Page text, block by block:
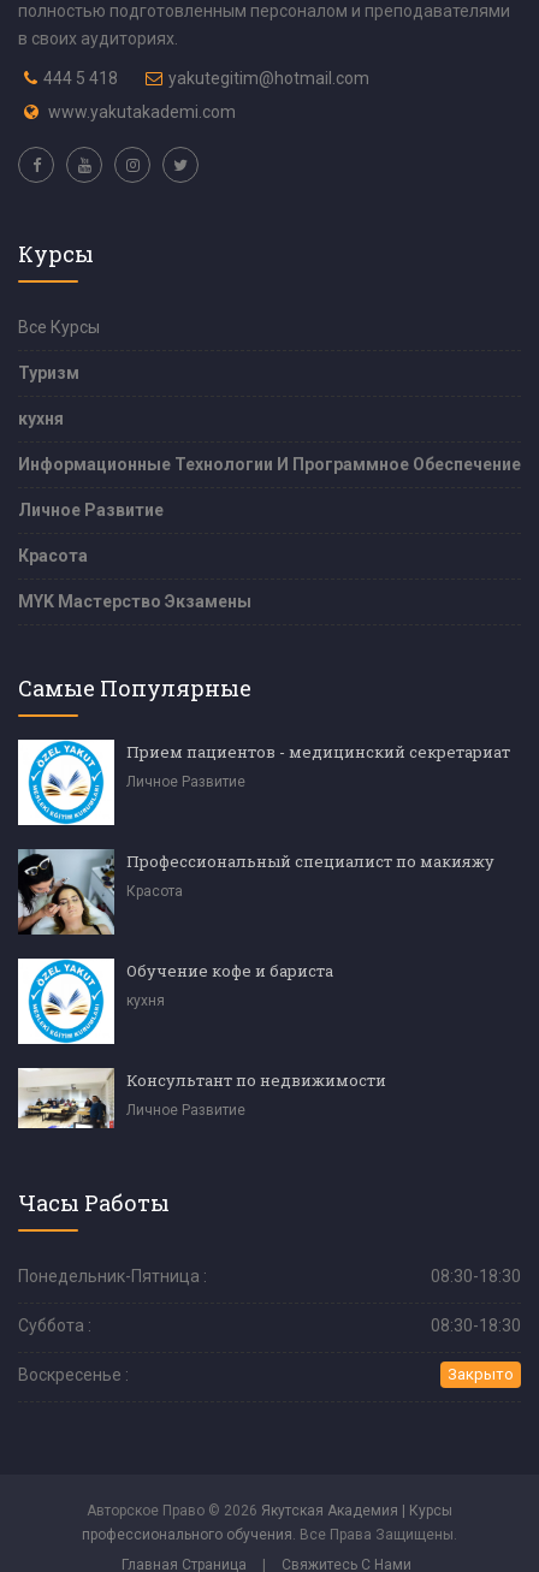
полностью подготовленным персоналом и преподавателями
в своих аудиториях.
444 5 418
yakutegitim@hotmail.com
www.yakutakademi.com
Курсы
Все Курсы
Туризм
кухня
Информационные Технологии И Программное Обеспечение
Личное Развитие
Красота
MYK Мастерство Экзамены
Самые Популярные
Прием пациентов - медицинский секретариат
Личное Развитие
Профессиональный специалист по макияжу
Красота
Обучение кофе и бариста
кухня
Консультант по недвижимости
Личное Развитие
Часы Работы
Понедельник-Пятница : 08:30-18:30
Суббота : 08:30-18:30
Воскресенье : Закрыто
Авторское Право © 2026 Якутская Академия | Курсы
профессионального обучения. Все Права Защищены.
Главная Страница
| Свяжитесь С Нами